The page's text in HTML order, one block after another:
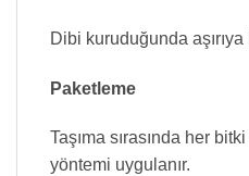
Dibi kuruduğunda
Paketleme
Taşıma sırasında her
yöntemi uygulanır.